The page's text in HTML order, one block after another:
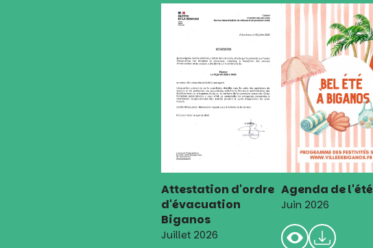
Attestation d'ordre
d'évacuation
Biganos
Juillet 2026
Agenda de l'été
Juin 2026